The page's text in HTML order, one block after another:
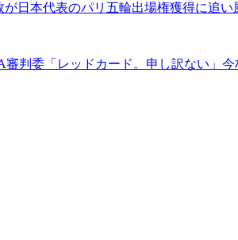
日本代表のパリ五輪出場権獲得に追い
判委「レッドカード。申し訳ない」